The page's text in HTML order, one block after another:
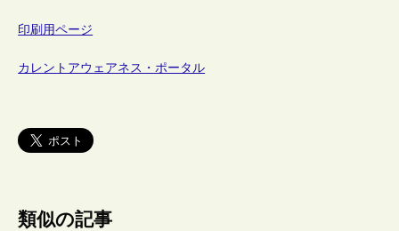
印刷用ページ
カレントアウェアネス・ポータル
類似の記事